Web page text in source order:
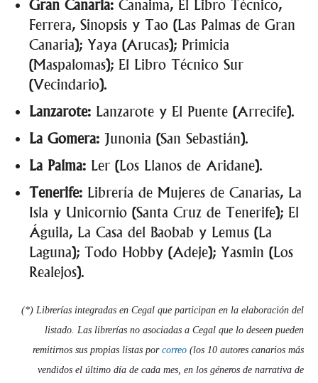
Gran Canaria: Canaima, El Libro Técnico,
Ferrera, Sinopsis y Tao (Las Palmas de Gran
Canaria); Yaya (Arucas); Primicia
(Maspalomas); El Libro Técnico Sur
(Vecindario).
Lanzarote: Lanzarote y El Puente (Arrecife).
La Gomera: Junonia (San Sebastián).
La Palma: Ler (Los Llanos de Aridane).
Tenerife: Librería de Mujeres de Canarias, La
Isla y Unicornio (Santa Cruz de Tenerife); El
Águila, La Casa del Baobab y Lemus (La
Laguna); Todo Hobby (Adeje); Yasmin (Los
Realejos).
(*) Librerías integradas en Cegal que participan en la elaboración del
listado. Las librerías no asociadas a Cegal que lo deseen pueden
remitirnos sus propias listas por correo (los 10 autores canarios más
vendidos el último día de cada mes, en los géneros de narrativa de